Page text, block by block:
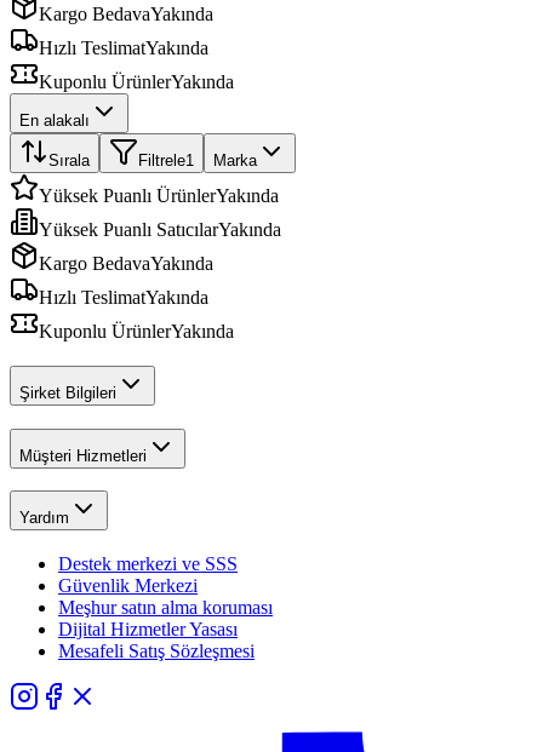
Kargo BedavaYakında
Hızlı TeslimatYakında
Kuponlu ÜrünlerYakında
En alakalı
Sırala Filtrele1 Marka
Yüksek Puanlı ÜrünlerYakında
Yüksek Puanlı SatıcılarYakında
Kargo BedavaYakında
Hızlı TeslimatYakında
Kuponlu ÜrünlerYakında
Şirket Bilgileri
Müşteri Hizmetleri
Yardım
Destek merkezi ve SSS
Güvenlik Merkezi
Meşhur satın alma koruması
Dijital Hizmetler Yasası
Mesafeli Satış Sözleşmesi